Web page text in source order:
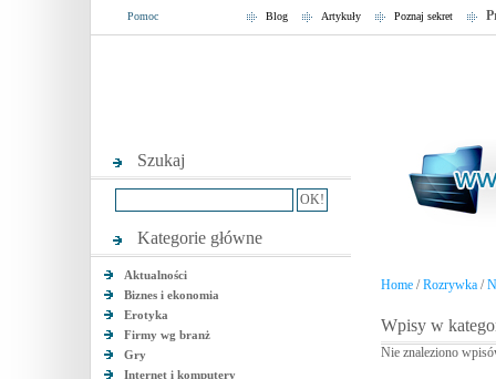
Pomoc Poznaj sekret
Artykuły
Blog
Szukaj
Kategorie główne
Aktualności
Biznes i ekonomia
Erotyka
Firmy wg branż
Gry
Internet i komputery
Home /Rozrywka /
Wpisy w
Nie znaleziono